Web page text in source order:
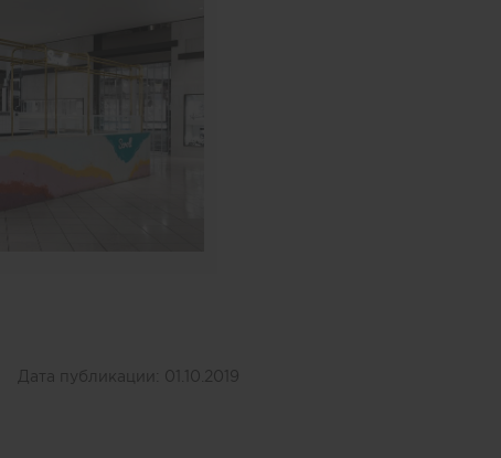
Дата публикации: 01.10.2019